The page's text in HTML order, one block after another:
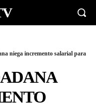
niega incremento salarial para